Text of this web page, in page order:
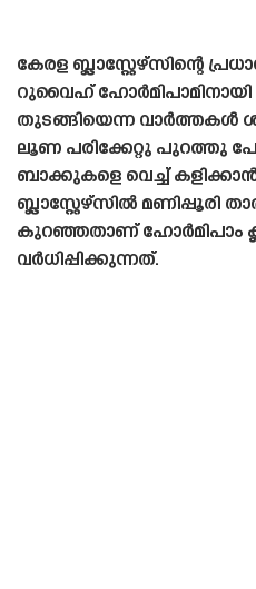
കേരള ബ്ലാസ്റ്റേഴ്‌സിന്റെ
റുവൈഹ് ഹോർമിപാമിനായി
തുടങ്ങിയെന്ന വാർത്തകൾ
ലൂണ പരിക്കേറ്റു പുറത്തു
ബാക്കുകളെ വെച്ച്
ബ്ലാസ്റ്റേഴ്‌സിൽ മണിപ്പൂരി
കുറഞ്ഞതാണ് ഹോർമിപാം
വർധിപ്പിക്കുന്നത്.